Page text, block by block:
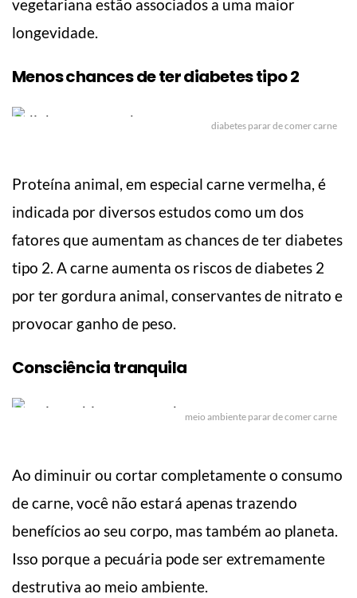
vegetariana estão associados a uma maior
longevidade.
Menos chances de ter diabetes tipo 2
diabetes parar de comer carne
Proteína animal, em especial carne vermelha, é
indicada por diversos estudos como um dos
fatores que aumentam as chances de ter diabetes
tipo 2. A carne aumenta os riscos de diabetes 2
por ter gordura animal, conservantes de nitrato e
provocar ganho de peso.
Consciência tranquila
meio ambiente parar de comer carne
Ao diminuir ou cortar completamente o consumo
de carne, você não estará apenas trazendo
benefícios ao seu corpo, mas também ao planeta.
Isso porque a pecuária pode ser extremamente
destrutiva ao meio ambiente.